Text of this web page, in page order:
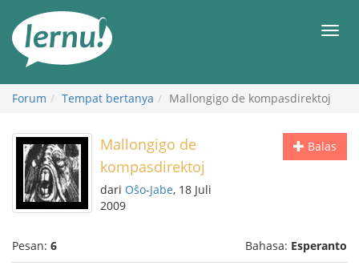
daftar
Forum Tempat bertanya Mallongigo de kompasdirektoj
Balas
Mallongigo de
kompasdirektoj
dari Oŝo-Jabe, 18 Juli
2009
Pesan: 6 Bahasa: Esperanto